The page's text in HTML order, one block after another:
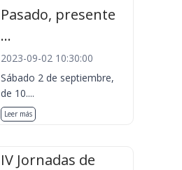
Pasado, presente
...
2023-09-02 10:30:00
Sábado 2 de septiembre,
de 10....
Leer más
IV Jornadas de